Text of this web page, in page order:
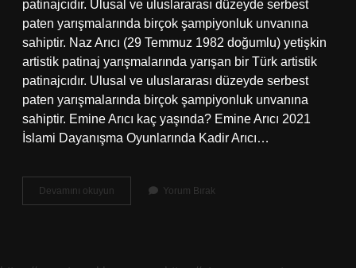
patinajcıdır. Ulusal ve uluslararası düzeyde serbest
paten yarışmalarında birçok şampiyonluk unvanına
sahiptir. Naz Arıcı (29 Temmuz 1982 doğumlu) yetişkin
artistik patinaj yarışmalarında yarışan bir Türk artistik
patinajcıdır. Ulusal ve uluslararası düzeyde serbest
paten yarışmalarında birçok şampiyonluk unvanına
sahiptir. Emine Arıcı kaç yaşında? Emine Arıcı 2021
İslami Dayanışma Oyunlarında Kadir Arıcı…
Devamını okuyun
Arıcı
Yorum Bırak